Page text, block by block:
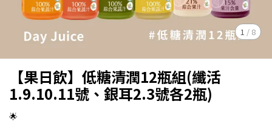
1 / 8
【果日飲】低糖清潤12瓶組(纖活
1.9.10.11號、銀耳2.3號各2瓶)
🌟